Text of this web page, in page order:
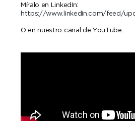
Míralo en LinkedIn:
https://www.linkedin.com/feed/
O en nuestro canal de YouTube: